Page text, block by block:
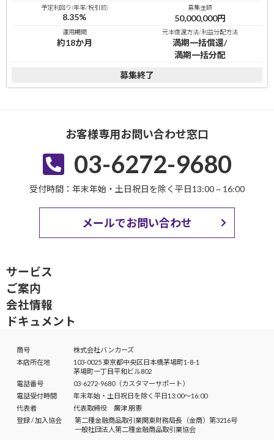
予定利回り(年率/税引前)
8.35%
募集金額
50,000,000円
運用期間
約18か月
元本償還方法/利益分配方法
満期一括償還/
満期一括分配
募集終了
お客様専用お問い合わせ窓口
03-6272-9680
受付時間：年末年始・土日祝日を除く平日13:00 ~ 16:00
メールでお問い合わせ
サービス
ご案内
会社情報
ドキュメント
商号
株式会社バンカーズ
本店所在地
103-0025 東京都中央区日本橋茅場町1-8-1
茅場町一丁目平和ビル802
電話番号
03-6272-9680（カスタマーサポート）
電話受付時間
年末年始・土日祝日を除く平日13:00～16:00
代表者
代表取締役 廣津 朋憲
登録 / 加入協会
第二種金融商品取引業関東財務局長（金商）第3216号
一般社団法人第二種金融商品取引業協会